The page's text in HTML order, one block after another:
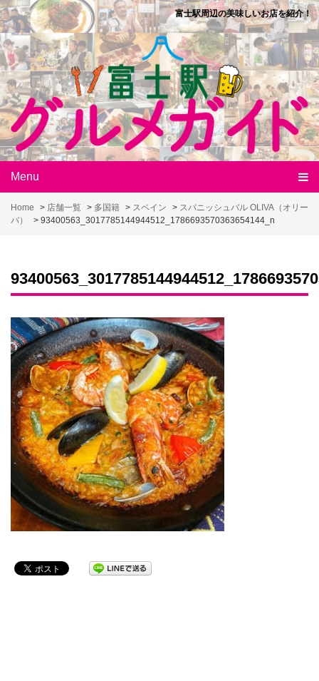
Skip
to
content
富士駅周辺の美味しいお店を紹介！
Menu
Home > 店舗一覧 > 多国籍 > スペイン > スパニッシュバル OLIVA（オリー
バ）
> 93400563_3017785144944512_1786693570363654144_n